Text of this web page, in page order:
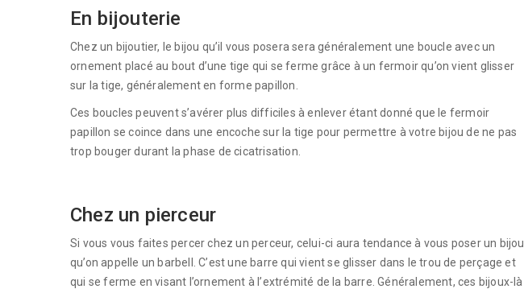
En bijouterie
Chez un bijoutier, le bijou qu’il vous posera sera généralement une boucle avec un
ornement placé au bout d’une tige qui se ferme grâce à un fermoir qu’on vient glisser
sur la tige, généralement en forme papillon.
Ces boucles peuvent s’avérer plus difficiles à enlever étant donné que le fermoir
papillon se coince dans une encoche sur la tige pour permettre à votre bijou de ne pas
trop bouger durant la phase de cicatrisation.
Chez un pierceur
Si vous vous faites percer chez un perceur, celui-ci aura tendance à vous poser un bijou
qu’on appelle un barbell. C’est une barre qui vient se glisser dans le trou de perçage et
qui se ferme en visant l’ornement à l’extrémité de la barre. Généralement, ces bijoux-là